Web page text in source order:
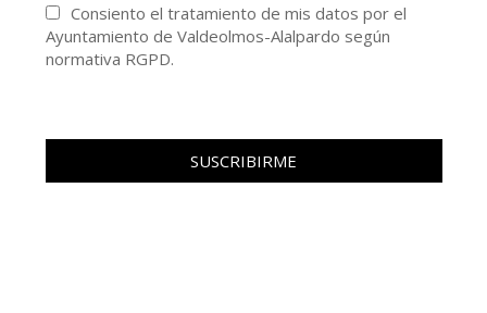
Consiento el tratamiento de mis datos por el
Ayuntamiento de Valdeolmos-Alalpardo según
normativa RGPD.